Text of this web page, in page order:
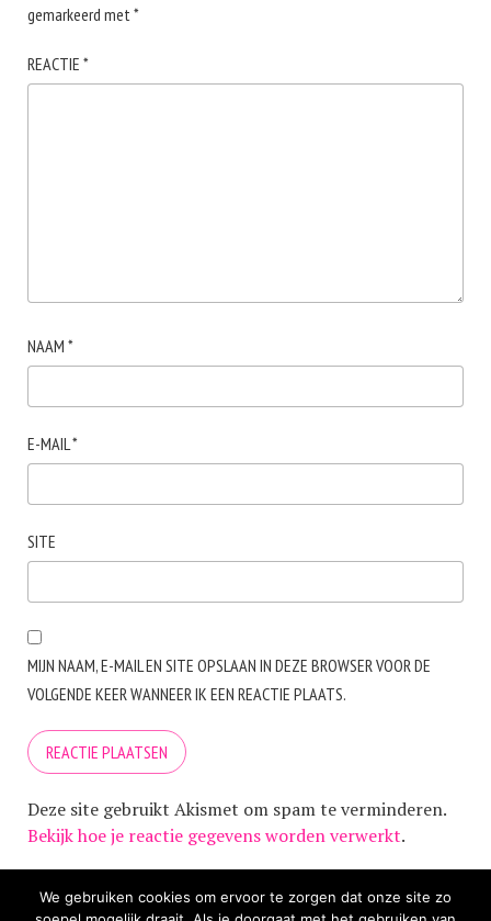
gemarkeerd met*
REACTIE *
NAAM *
E-MAIL*
SITE
MIJN NAAM, E-MAIL EN SITE OPSLAAN IN DEZE BROWSER VOOR DE
VOLGENDE KEER WANNEER IK EEN REACTIE PLAATS.
Deze site gebruikt Akismet om spam te verminderen.
Bekijk hoe je reactie gegevens worden verwerkt.
We gebruiken cookies om ervoor te zorgen dat onze site zo